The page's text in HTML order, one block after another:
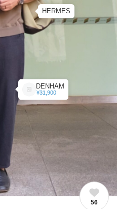
HERMES
DENHAM
¥31,900
56